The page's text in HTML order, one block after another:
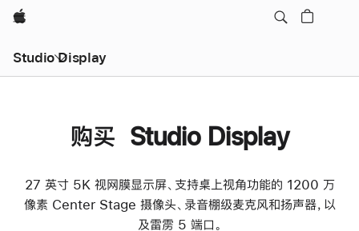
Apple
Studio Display
购买 Studio Display
27 英寸 5K 视网膜显示屏、支持桌上视角功能的 1200 万
像素 Center Stage 摄像头、录音棚级麦克风和扬声器，以
及雷雳 5 端口。